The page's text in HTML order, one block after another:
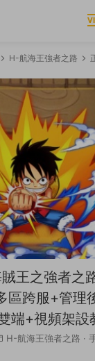
H-航海王強者之路
王之強者之
區跨服+管理
端+視頻架設
H-航海王強者之路 ·